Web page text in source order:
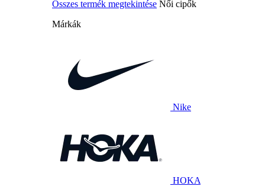
Összes termék megtekintése Női cipők
Márkák
Nike
HOKA